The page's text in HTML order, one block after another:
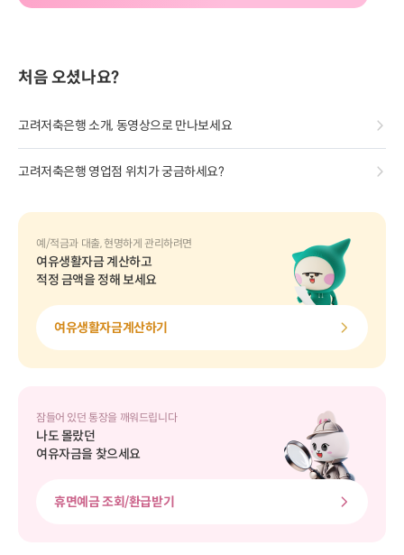
처음 오셨나요?
고려저축은행 소개, 동영상으로 만나보세요
고려저축은행 영업점 위치가 궁금하세요?
예/적금과 대출, 현명하게 관리하려면
여유생활자금 계산하고
적정 금액을 정해 보세요
여유생활자금계산하기
잠들어 있던 통장을 깨워드립니다
나도 몰랐던
여유자금을 찾으세요
휴면예금 조회/환급받기